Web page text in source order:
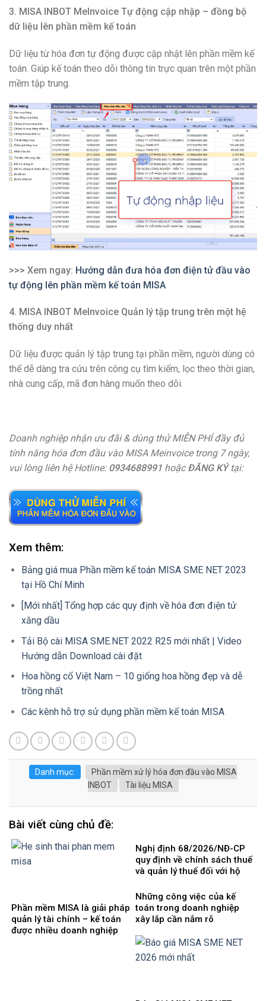
3. MISA INBOT MeInvoice Tự động cập nhập – đồng bộ
dữ liệu lên phần mềm kế toán
Dữ liệu từ hóa đơn tự động được cập nhật lên phần mềm kế
toán. Giúp kế toán theo dõi thông tin trực quan trên một phần
mềm tập trung.
>>> Xem ngay: Hướng dẫn đưa hóa đơn điện tử đầu vào
tự động lên phần mềm kế toán MISA
4. MISA INBOT MeInvoice Quản lý tập trung trên một hệ
thống duy nhất
Dữ liệu được quản lý tập trung tại phần mềm, người dùng có
thể dễ dàng tra cứu trên công cụ tìm kiếm, lọc theo thời gian,
nhà cung cấp, mã đơn hàng muốn theo dõi.
Doanh nghiệp nhận ưu đãi & dùng thử MIỄN PHÍ đầy đủ
tính năng hóa đơn đầu vào MISA Meinvoice trong 7 ngày,
vui lòng liên hệ Hotline: 0934688991 hoặcĐĂNG KÝ tại:
Xem thêm:
Bảng giá mua Phần mềm kế toán MISA SME NET 2023
tại Hồ Chí Minh
[Mới nhất] Tổng hợp các quy định về hóa đơn điện tử
xăng dầu
Tải Bộ cài MISA SME.NET 2022 R25 mới nhất | Video
Hướng dẫn Download cài đặt
Hoa hồng cổ Việt Nam – 10 giống hoa hồng đẹp và dễ
trồng nhất
Các kênh hỗ trợ sử dụng phần mềm kế toán MISA
Danh mục:
Phần mềm xử lý hóa đơn đầu vào MISA
INBOT
Tài liệu MISA
Bài viết cùng chủ đề:
Phần mềm MISA là giải pháp
quản lý tài chính – kế toán
được nhiều doanh nghiệp
Nghị định 68/2026/NĐ-CP
quy định về chính sách thuế
và quản lý thuế đối với hộ
doanh
Những công việc của kế
toán trong doanh nghiệp
xây lắp cần nắm rõ